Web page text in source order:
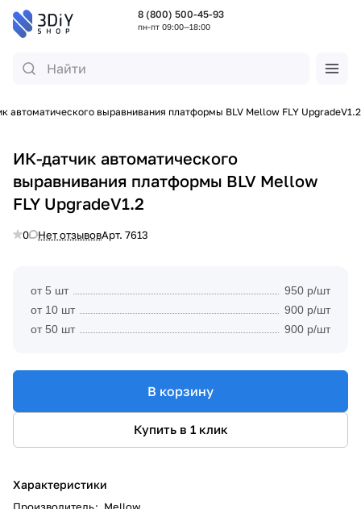
8 (800) 500-45-93
пн-пт 09:00—18:00
автоматического выравнивания платформы BLV Mellow FLY UpgradeV1.2
ИК-датчик автоматического
выравнивания платформы BLV Mellow
FLY UpgradeV1.2
0 Нет отзывовАрт. 7613
от 5 шт
950 р/шт
от 10 шт
900 р/шт
от 50 шт
900 р/шт
В корзину
Купить в 1 клик
Характеристики